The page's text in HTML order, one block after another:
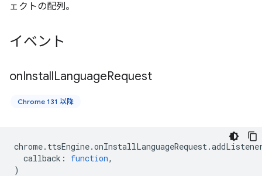
ェクトの配列。
イベント
onInstallLanguageRequest
Chrome 131 以降
chrome. ttsEngine.onInstallLanguageRequest.
callback : function,
)